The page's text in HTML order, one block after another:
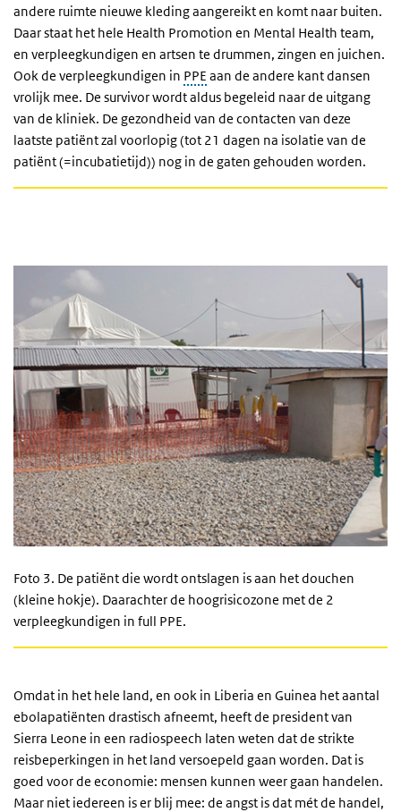
andere ruimte nieuwe kleding aangereikt en komt naar buiten.
Daar staat het hele Health Promotion en Mental Health team,
en verpleegkundigen en artsen te drummen, zingen en juichen.
Ook de verpleegkundigen in PPE aan de andere kant dansen
vrolijk mee. De survivor wordt aldus begeleid naar de uitgang
van de kliniek. De gezondheid van de contacten van deze
laatste patiënt zal voorlopig (tot 21 dagen na isolatie van de
patiënt (=incubatietijd)) nog in de gaten gehouden worden.
Foto 3. De patiënt die wordt ontslagen is aan het douchen
(kleine hokje). Daarachter de hoogrisicozone met de 2
verpleegkundigen in full PPE.
Omdat in het hele land, en ook in Liberia en Guinea het aantal
ebolapatiënten drastisch afneemt, heeft de president van
Sierra Leone in een radiospeech laten weten dat de strikte
reisbeperkingen in het land versoepeld gaan worden. Dat is
goed voor de economie: mensen kunnen weer gaan handelen.
Maar niet iedereen is er blij mee: de angst is dat mét de handel,